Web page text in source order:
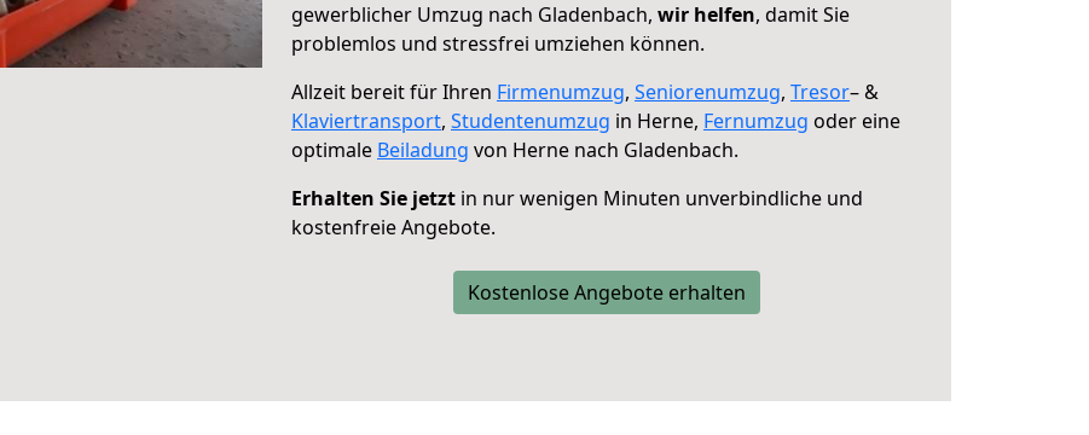
gewerblicher Umzug nach Gladenbach, wir helfen, damit Sie
problemlos und stressfrei umziehen können.
Allzeit bereit für Ihren Firmenumzug, Seniorenumzug, Tresor– &
Klaviertransport, Studentenumzug in Herne, Fernumzug oder eine
optimale Beiladung von Herne nach Gladenbach.
Erhalten Sie jetzt in nur wenigen Minuten unverbindliche und
kostenfreie Angebote.
Kostenlose Angebote erhalten